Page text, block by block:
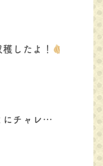
したよ！
チャレンジ